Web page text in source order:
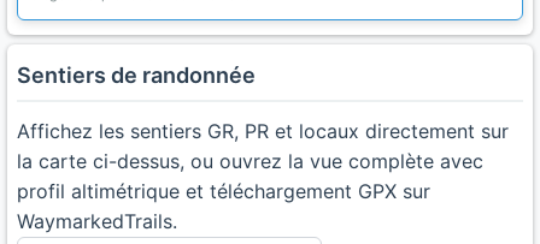
Sentiers de randonnée
Affichez les sentiers GR, PR et locaux directement sur
la carte ci-dessus, ou ouvrez la vue complète avec
profil altimétrique et téléchargement GPX sur
WaymarkedTrails.